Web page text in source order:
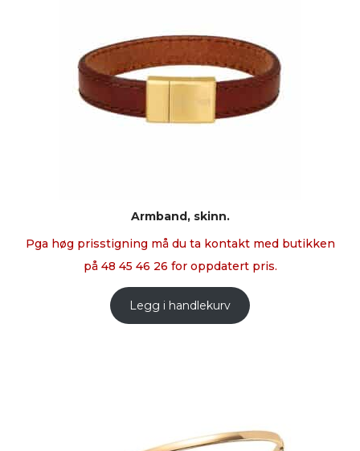
Armband, skinn.
Pga høg prisstigning må du ta kontakt med butikken
på 48 45 46 26 for oppdatert pris.
Legg i handlekurv